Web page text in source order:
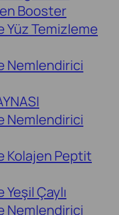
Booster
Temizleme
Nemlendirici
Nemlendirici
Kolajen Peptit
Çaylı
Nemlendirici